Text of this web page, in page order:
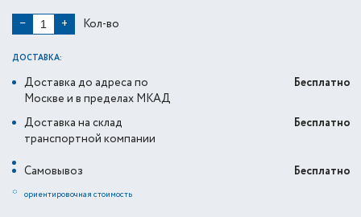
− + Кол-во
ДОСТАВКА:
Доставка до адреса по
Москве и в пределах МКАД
Бесплатно
Доставка на склад
транспортной компании
Бесплатно
Самовывоз
Бесплатно
* ориентировочная стоимость